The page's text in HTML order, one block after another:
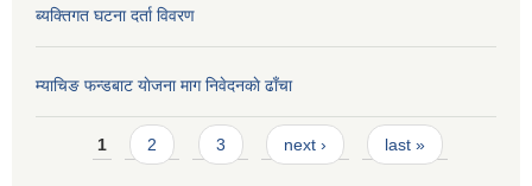
ब्यक्तिगत घटना दर्ता विवरण
म्याचिङ फन्डबाट याेजना माग निवेदनकाे ढाँचा
Pages
1 2 3 next › last »